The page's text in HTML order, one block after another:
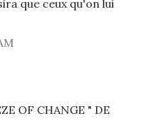
que ceux qu'on lui
OF CHANGE " DE